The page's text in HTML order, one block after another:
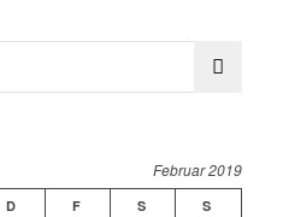
Februar 2019
D F S S